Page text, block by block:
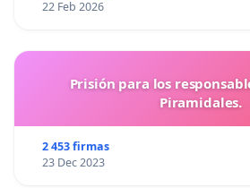
22 Feb 2026
Prisión para los
Piramidales.
2 453 firmas
23 Dec 2023